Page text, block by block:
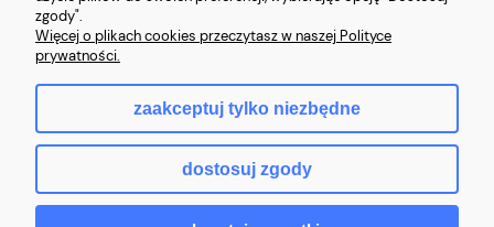
używanego?
Najczęstsze mity o laptopach poleasingowych (i jak jest naprawdę)
zgody".
Więcej o plikach cookies przeczytasz w naszej Polityce
prywatności.
zaakceptuj tylko niezbędne
dostosuj zgody